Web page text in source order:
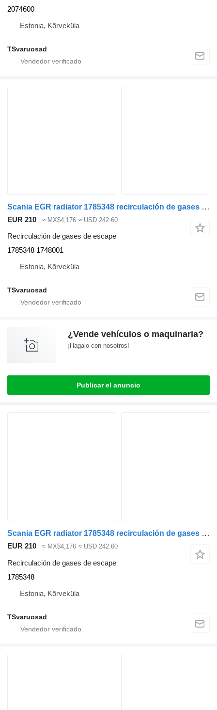
2074600
Estonia, Kõrveküla
TSvaruosad
Scania EGR radiator 1785348 recirculación de gases de escape para Scania R440 cabeza tractora
EUR 210 ≈ MX$4,176 ≈ USD 242.60
Recirculación de gases de escape
1785348 1748001
Estonia, Kõrveküla
TSvaruosad
¿Vende vehículos o maquinaria?
¡Hagalo con nosotros!
Publicar el anuncio
Scania EGR radiator 1785348 recirculación de gases de escape para Scania R440 cabeza tractora
EUR 210 ≈ MX$4,176 ≈ USD 242.60
Recirculación de gases de escape
1785348
Estonia, Kõrveküla
TSvaruosad